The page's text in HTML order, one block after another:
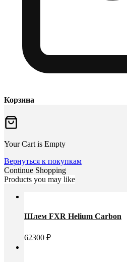
Корзина
Your Cart is Empty
Вернуться к покупкам
Continue Shopping
Products you may like
Шлем FXR Helium Carbon
62300 ₽